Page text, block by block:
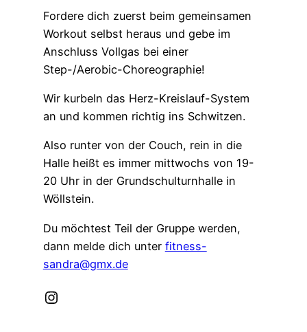
Fordere dich zuerst beim gemeinsamen
Workout selbst heraus und gebe im
Anschluss Vollgas bei einer
Step-/Aerobic-Choreographie!
Wir kurbeln das Herz-Kreislauf-System
an und kommen richtig ins Schwitzen.
Also runter von der Couch, rein in die
Halle heißt es immer mittwochs von 19-
20 Uhr in der Grundschulturnhalle in
Wöllstein.
Du möchtest Teil der Gruppe werden,
dann melde dich unter fitness-
sandra@gmx.de
Instagram